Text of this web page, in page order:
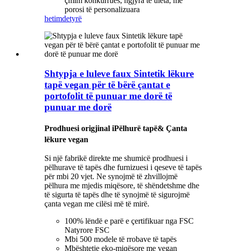
porosi të personalizuara
hetimdetyrë
Shtypja e luleve faux Sintetik lëkure
tapë vegan për të bërë çantat e
portofolit të punuar me dorë të
punuar me dorë
Prodhuesi origjinal iPëlhurë tapë& Çanta
lëkure vegan
Si një fabrikë direkte me shumicë prodhuesi i
pëlhurave të tapës dhe furnizuesi i qeseve të tapës
për mbi 20 vjet. Ne synojmë të zhvillojmë
pëlhura me mjedis miqësore, të shëndetshme dhe
të sigurta të tapës dhe të synojmë të sigurojmë
çanta vegan me cilësi më të mirë.
100% lëndë e parë e çertifikuar nga FSC
Natyrore FSC
Mbi 500 modele të rrobave të tapës
Mbështetje eko-miqësore me vegan